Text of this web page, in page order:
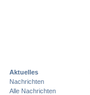
Aktuelles
Nachrichten
Alle Nachrichten